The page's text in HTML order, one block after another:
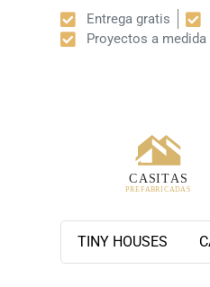
Entrega gratis
Proyectos a medida
TINY HOUSES